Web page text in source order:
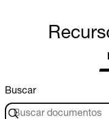
Buscar